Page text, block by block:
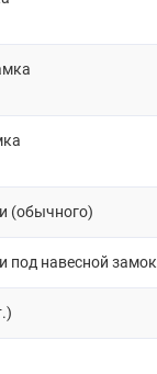
(обычного)
под навесной замок